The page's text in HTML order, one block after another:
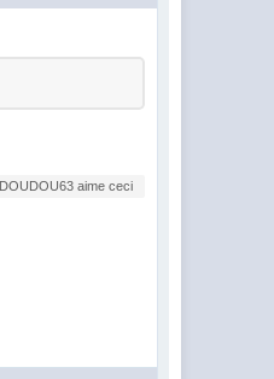
DOUDOU63 aime ceci